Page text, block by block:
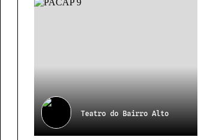
Teatro do Bairro Alto